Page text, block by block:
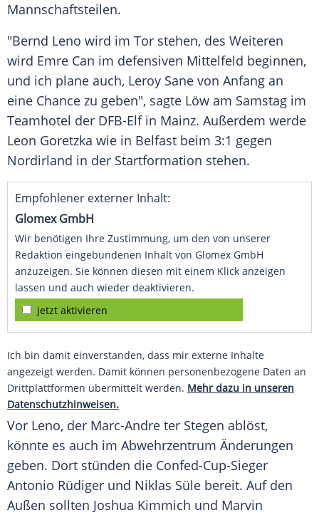
Mannschaftsteilen.
"Bernd Leno wird im Tor stehen, des Weiteren
wird Emre Can im defensiven Mittelfeld beginnen,
und ich plane auch, Leroy Sane von Anfang an
eine Chance zu geben", sagte Löw am Samstag im
Teamhotel der DFB-Elf in Mainz. Außerdem werde
Leon Goretzka wie in Belfast beim 3:1 gegen
Nordirland in der Startformation stehen.
Empfohlener externer Inhalt:
Glomex GmbH
Wir benötigen Ihre Zustimmung, um den von unserer
Redaktion eingebundenen Inhalt von Glomex GmbH
anzuzeigen. Sie können diesen mit einem Klick anzeigen
lassen und auch wieder deaktivieren.
jetzt aktivieren
Ich bin damit einverstanden, dass mir externe Inhalte
angezeigt werden. Damit können personenbezogene Daten an
Drittplattformen übermittelt werden. Mehr dazu in unseren
Datenschutzhinweisen.
Vor Leno, der Marc-Andre ter Stegen ablöst,
könnte es auch im Abwehrzentrum Änderungen
geben. Dort stünden die Confed-Cup-Sieger
Antonio Rüdiger und Niklas Süle bereit. Auf den
Außen sollten Joshua Kimmich und Marvin